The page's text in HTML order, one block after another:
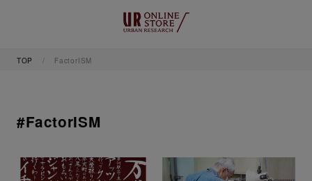
TOP FactorISM
#FactorISM